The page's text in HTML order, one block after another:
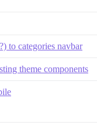
to categories navbar
theme components